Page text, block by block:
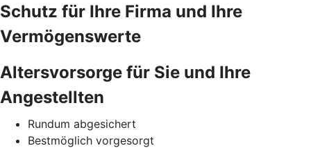
Schutz für Ihre Firma und Ihre
Vermögenswerte
Altersvorsorge für Sie und Ihre
Angestellten
Rundum abgesichert
Bestmöglich vorgesorgt